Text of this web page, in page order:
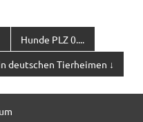
Hunde PLZ 0....
deutschen Tierheimen ↓